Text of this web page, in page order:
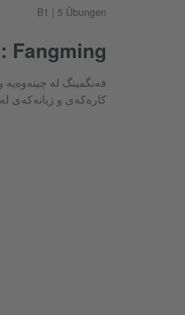
B1 | 5 Übungen
Fangming
فەنگمینگ لە چینەوەیە
کارەکەی و ژیانەکەی